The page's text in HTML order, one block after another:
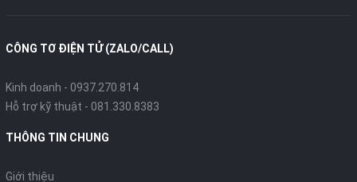
CÔNG TƠ ĐIỆN TỬ (ZALO/CALL)
Kinh doanh - 0937.270.814
Hỗ trợ kỹ thuật - 081.330.8383
THÔNG TIN CHUNG
Giới thiệu